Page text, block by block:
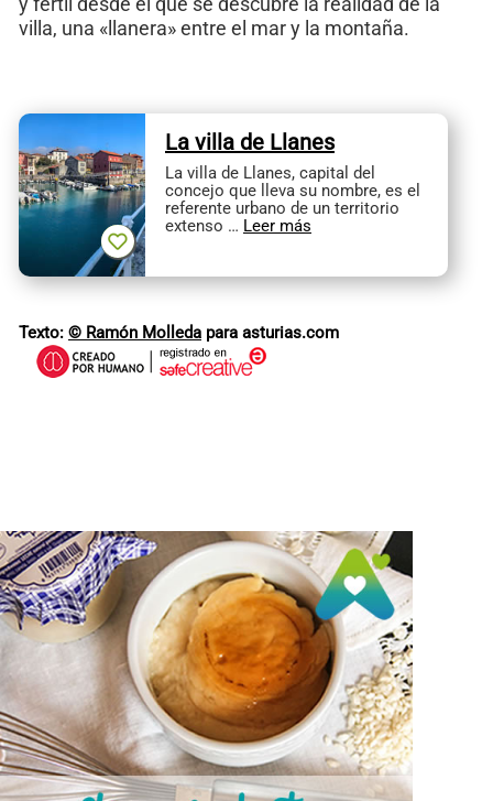
villa, una «llanera» entre el mar y la montaña.
La villa de Llanes
La villa de Llanes, capital del
concejo que lleva su nombre, es el
referente urbano de un territorio
extenso … Leer más
Texto: © Ramón Molleda para asturias.com